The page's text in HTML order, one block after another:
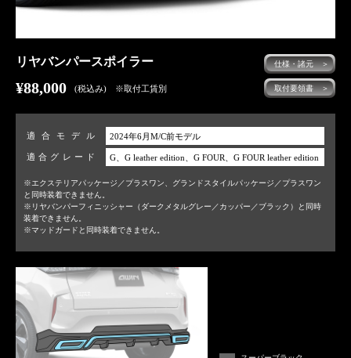
リヤバンパースポイラー
¥88,000 (税込み) ※取付工賃別 取付要領書 ＞
仕様・諸元 ＞
適合モデル 2024年6月M/C前モデル
適合グレード G、G leather edition、G FOUR、G FOUR leather edition
※エクステリアパッケージ／プラスワン、グランドスタイルパッケージ／プラスワン
と同時装着できません。
※リヤバンパーフィニッシャー（ダークメタルグレー／カッパー／ブラック）と同時
装着できません。
※マッドガードと同時装着できません。